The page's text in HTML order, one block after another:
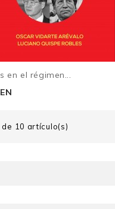
en el régimen...
10 artículo(s)